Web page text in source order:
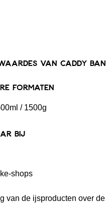
van Caddy
formaten
/ 1500g
bij
shops
van de ijsproducten over